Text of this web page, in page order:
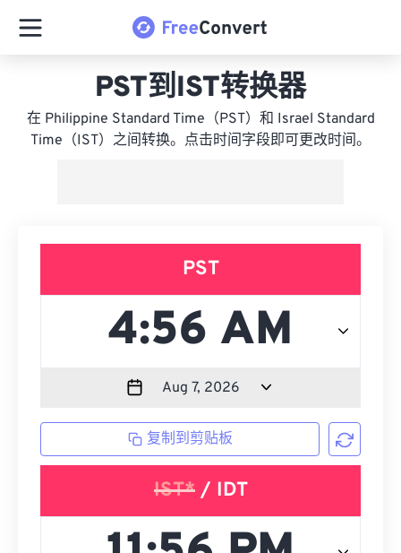
PST到IST转换器
在 Philippine Standard Time（PST）和 Israel Standard
Time（IST）之间转换。点击时间字段即可更改时间。
PST
复制到剪贴板
IST*/ IDT